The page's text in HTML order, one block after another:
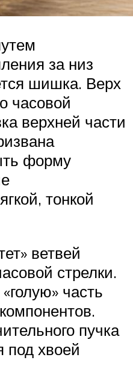
за низ
шишка. Верх
часовой
верхней части
форму
тонкой
ветвей
стрелки.
часть
пучка
под хвоей